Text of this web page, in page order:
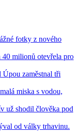
fotky z nového
milionů otevřela pro
Úpou zaměstnal tři
miska s vodou,
už shodil člověka pod
od války trhavinu.